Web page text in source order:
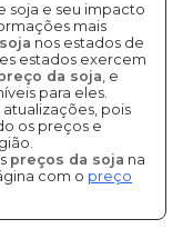
soja e seu impacto
mais
nos estados de
estados exercem
da soja, e
para eles.
pois
os preços e
preços da soja na
com o preço